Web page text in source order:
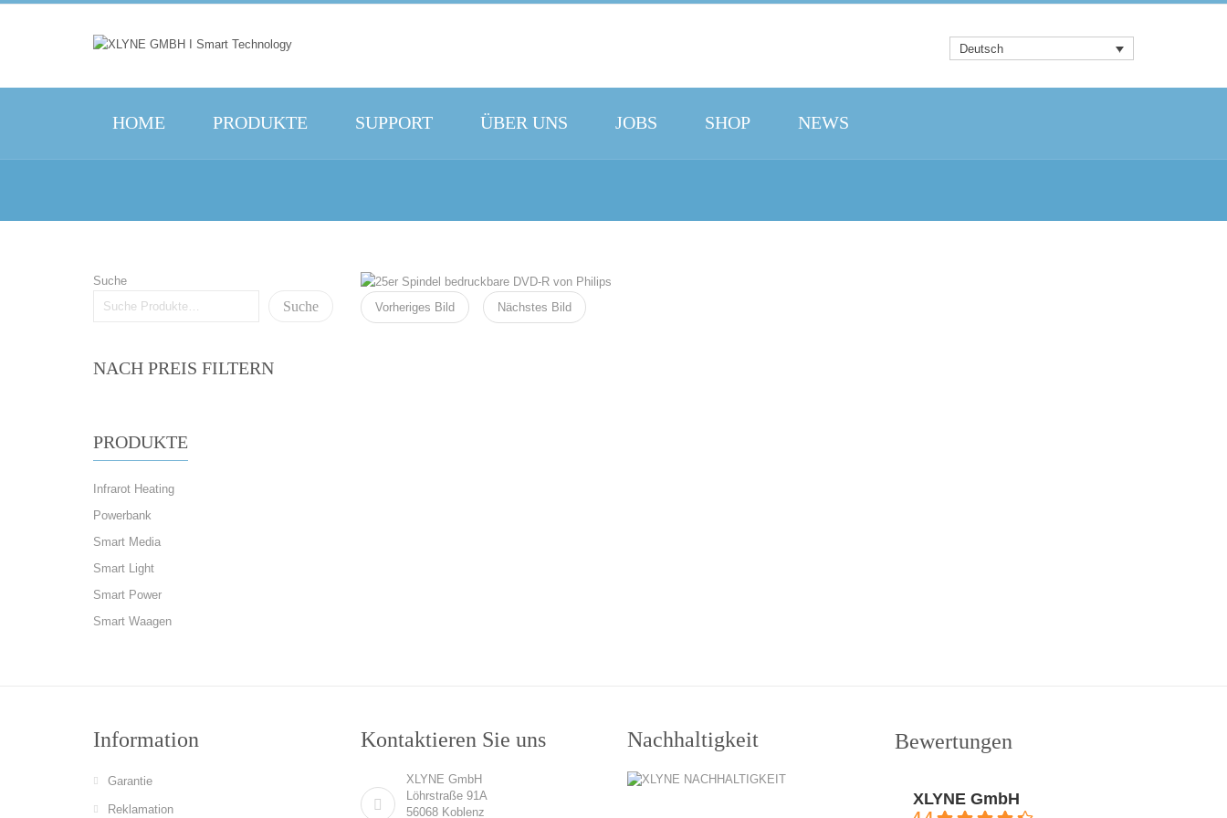
Deutsch
HOME PRODUKTE SUPPORT ÜBER UNS JOBS SHOP NEWS
Suche
Suche
NACH PREIS FILTERN
PRODUKTE
Infrarot Heating
Powerbank
Smart Media
Smart Light
Smart Power
Smart Waagen
Vorheriges Bild Nächstes Bild
Information
Garantie
Reklamation
Kontaktieren Sie uns
XLYNE GmbH
Löhrstraße 91A
56068 Koblenz
Nachhaltigkeit Bewertungen
XLYNE GmbH